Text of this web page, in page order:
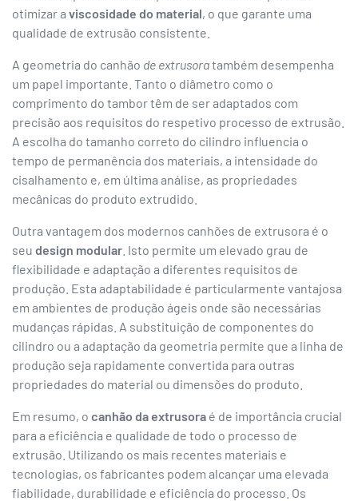
otimizar a viscosidade do material, o que garante uma
qualidade de extrusão consistente.
A geometria do canhão de extrusoratambém desempenha
um papel importante. Tanto o diâmetro como o
comprimento do tambor têm de ser adaptados com
precisão aos requisitos do respetivo processo de extrusão.
A escolha do tamanho correto do cilindro influencia o
tempo de permanência dos materiais, a intensidade do
cisalhamento e, em última análise, as propriedades
mecânicas do produto extrudido.
Outra vantagem dos modernos canhões de extrusora é o
seu design modular . Isto permite um elevado grau de
flexibilidade e adaptação a diferentes requisitos de
produção. Esta adaptabilidade é particularmente vantajosa
em ambientes de produção ágeis onde são necessárias
mudanças rápidas. A substituição de componentes do
cilindro ou a adaptação da geometria permite que a linha de
produção seja rapidamente convertida para outras
propriedades do material ou dimensões do produto.
Em resumo, o canhão da extrusora é de importância crucial
para a eficiência e qualidade de todo o processo de
extrusão. Utilizando os mais recentes materiais e
tecnologias, os fabricantes podem alcançar uma elevada
fiabilidade, durabilidade e eficiência do processo. Os